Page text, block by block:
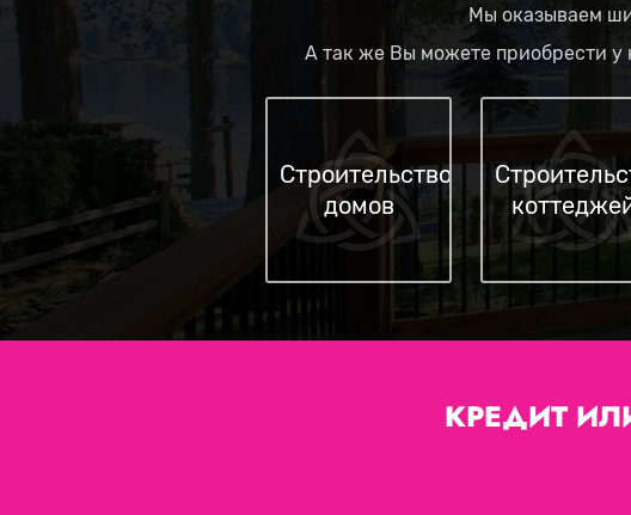
Мы оказываем
А так же Вы можете приобрести у
Строительство
домов
КРЕДИТ